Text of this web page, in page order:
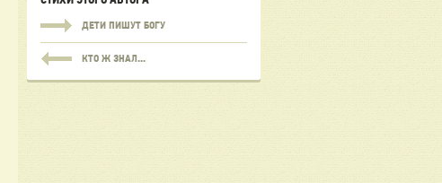
ДЕТИ ПИШУТ БОГУ
КТО Ж ЗНАЛ...